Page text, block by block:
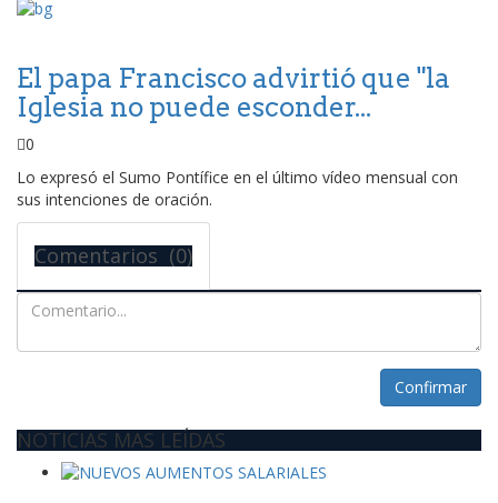
El papa Francisco advirtió que "la
Iglesia no puede esconder...
0
Lo expresó el Sumo Pontífice en el último vídeo mensual con
sus intenciones de oración.
Comentarios (0)
Confirmar
NOTICIAS MAS LEÍDAS